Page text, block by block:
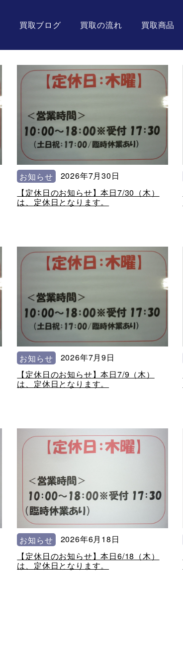
買取ブログ 買取の流れ 買取商品
お知らせ
2026年7月30日
【定休日のお知らせ】本日7/30（木）
は、定休日となります。
お知らせ
2026年7月9日
【定休日のお知らせ】本日7/9（木）
は、定休日となります。
お知らせ
2026年6月18日
【定休日のお知らせ】本日6/18（木）
は、定休日となります。